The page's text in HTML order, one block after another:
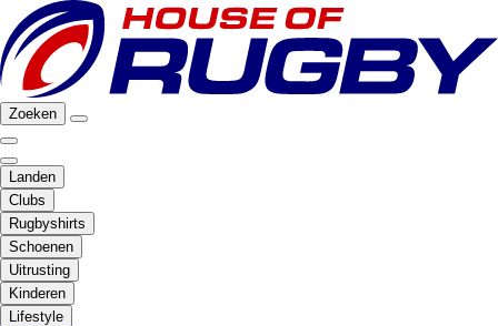
Zoeken
Landen
Clubs
Rugbyshirts
Schoenen
Uitrusting
Kinderen
Lifestyle